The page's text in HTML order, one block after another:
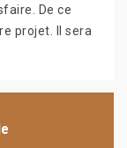
De ce
projet. Il sera